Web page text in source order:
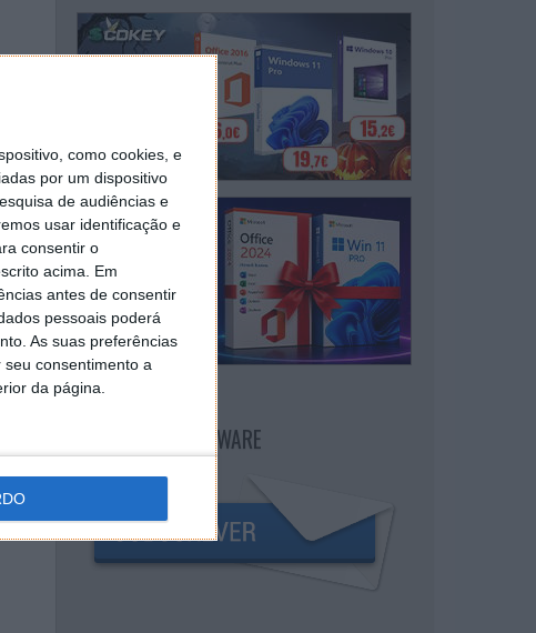
como cookies, e
por um dispositivo
de audiências e
usar identificação e
consentir o
acima. Em
antes de consentir
pessoais poderá
As suas preferências
consentimento a
da página.
NEWSLETTER PPLWARE